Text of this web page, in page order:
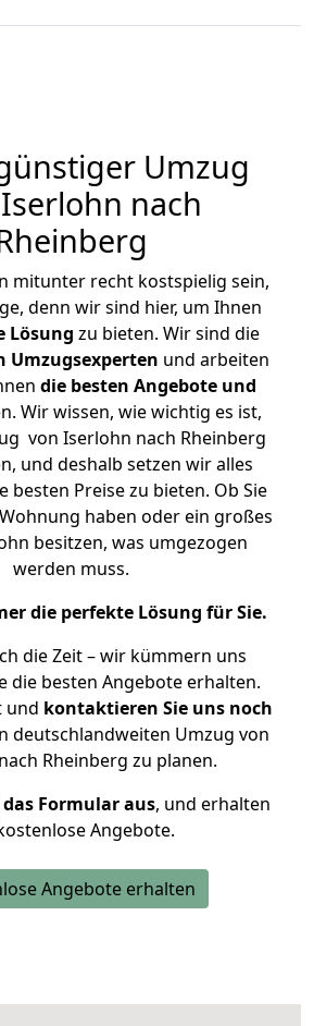
Umzug
nach
mitunter recht kostspielig sein,
denn wir sind hier, um Ihnen
Lösung zu bieten. Wir sind die
Umzugsexperten und arbeiten
die besten Angebote und
Wir wissen, wie wichtig es ist,
von Iserlohn nach Rheinberg
und deshalb setzen wir alles
besten Preise zu bieten. Ob Sie
haben oder ein großes
besitzen, was umgezogen
werden muss.
die perfekte Lösung für Sie.
die Zeit – wir kümmern uns
die besten Angebote erhalten.
und kontaktieren Sie uns noch
deutschlandweiten Umzug von
Rheinberg zu planen.
Formular aus, und erhalten
Angebote.
Angebote erhalten